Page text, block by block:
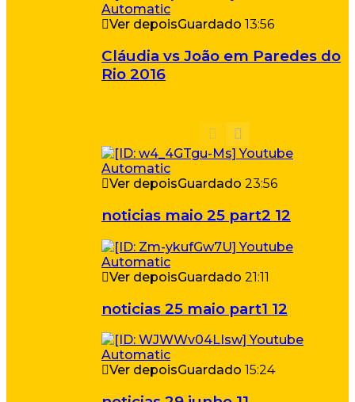
Ver depoisGuardado 13:56
Cláudia vs João em Paredes do
Rio 2016
Ver depoisGuardado 23:56
noticias maio 25 part2 12
Ver depoisGuardado 21:11
noticias 25 maio part1 12
Ver depoisGuardado 15:24